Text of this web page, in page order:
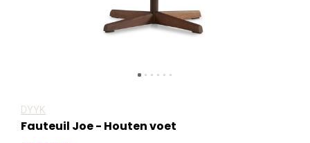
DYYK
Fauteuil Joe - Houten voet